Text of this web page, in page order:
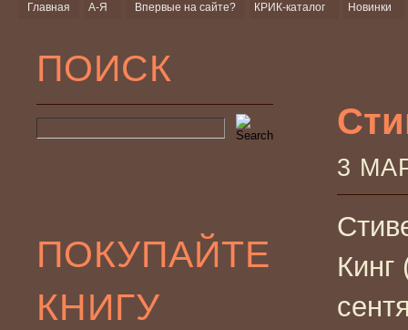
Главная А-Я Впервые на сайте? КРИК-каталог Новинки
ПОИСК
ПОКУПАЙТЕ
КНИГУ
3
Кинг